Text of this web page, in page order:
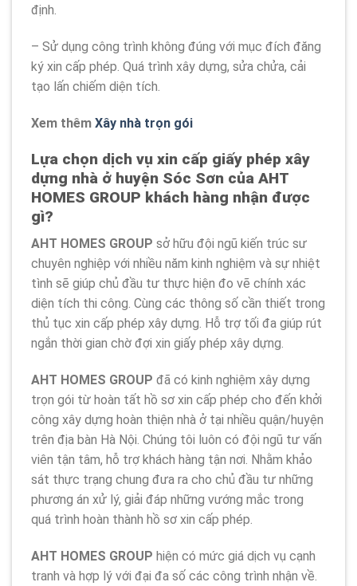
định.
– Sử dụng công trình không đúng với mục đích đăng
ký xin cấp phép. Quá trình xây dựng, sửa chửa, cải
tạo lấn chiếm diện tích.
Xem thêm Xây nhà trọn gói
Lựa chọn dịch vụ xin cấp giấy phép xây
dựng nhà ở huyện Sóc Sơn của AHT
HOMES GROUP khách hàng nhận được
gì?
AHT HOMES GROUP sở hữu đội ngũ kiến trúc sư
chuyên nghiệp với nhiều năm kinh nghiệm và sự nhiệt
tình sẽ giúp chủ đầu tư thực hiện đo vẽ chính xác
diện tích thi công. Cùng các thông số cần thiết trong
thủ tục xin cấp phép xây dựng. Hỗ trợ tối đa giúp rút
ngắn thời gian chờ đợi xin giấy phép xây dựng.
AHT HOMES GROUP đã có kinh nghiệm xây dựng
trọn gói từ hoàn tất hồ sơ xin cấp phép cho đến khởi
công xây dựng hoàn thiện nhà ở tại nhiều quận/huyện
trên địa bàn Hà Nội. Chúng tôi luôn có đội ngũ tư vấn
viên tận tâm, hỗ trợ khách hàng tận nơi. Nhằm khảo
sát thực trạng chung đưa ra cho chủ đầu tư những
phương án xử lý, giải đáp những vướng mắc trong
quá trình hoàn thành hồ sơ xin cấp phép.
AHT HOMES GROUP hiện có mức giá dịch vụ cạnh
tranh và hợp lý với đại đa số các công trình nhận về.